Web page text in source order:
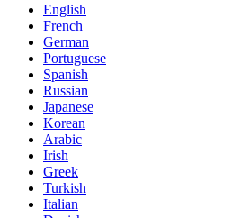
English
French
German
Portuguese
Spanish
Russian
Japanese
Korean
Arabic
Irish
Greek
Turkish
Italian